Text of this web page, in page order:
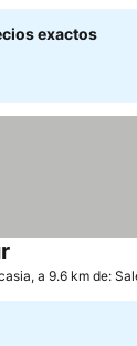
exactos
a 9.6 km de: